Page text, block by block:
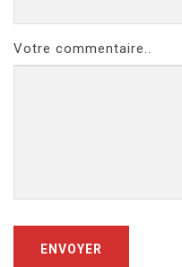
Votre commentaire..
ENVOYER